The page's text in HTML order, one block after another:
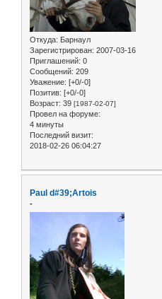
Откуда: Барнаул
Зарегистрирован: 2007-03-16
Приглашений: 0
Сообщений: 209
Уважение: [+0/-0]
Позитив: [+0/-0]
Возраст: 39 [1987-02-07]
Провел на форуме:
4 минуты
Последний визит:
2018-02-26 06:04:27
Paul d#39;Artois
-